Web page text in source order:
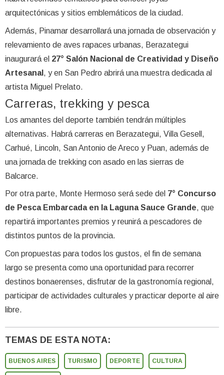
arquitectónicas y sitios emblemáticos de la ciudad.
Además, Pinamar desarrollará una jornada de observación y
relevamiento de aves rapaces urbanas, Berazategui
inaugurará el 27° Salón Nacional de Creatividad y Diseño
Artesanal , y en San Pedro abrirá una muestra dedicada al
artista Miguel Prelato.
Carreras, trekking y pesca
Los amantes del deporte también tendrán múltiples
alternativas. Habrá carreras en Berazategui, Villa Gesell,
Carhué, Lincoln, San Antonio de Areco y Puan, además de
una jornada de trekking con asado en las sierras de
Balcarce.
Por otra parte, Monte Hermoso será sede del 7° Concurso
de Pesca Embarcada en la Laguna Sauce Grande, que
repartirá importantes premios y reunirá a pescadores de
distintos puntos de la provincia.
Con propuestas para todos los gustos, el fin de semana
largo se presenta como una oportunidad para recorrer
destinos bonaerenses, disfrutar de la gastronomía regional,
participar de actividades culturales y practicar deporte al aire
libre.
TEMAS DE ESTA NOTA:
BUENOS AIRES TURISMO DEPORTE CULTURA